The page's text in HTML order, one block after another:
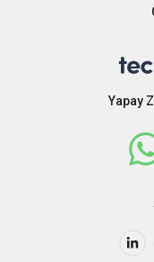
Yapay